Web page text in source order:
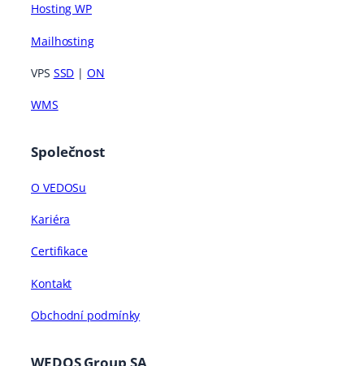
Hosting WP
Mailhosting
VPS SSD |ON
WMS
Společnost
O VEDOSu
Kariéra
Certifikace
Kontakt
Obchodní podmínky
WEDOS Group SA